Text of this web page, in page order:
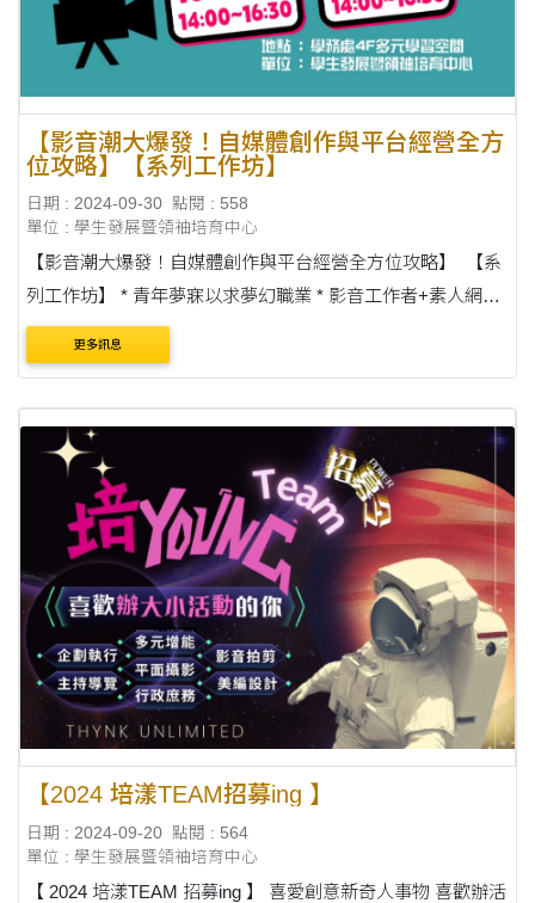
【影音潮大爆發！自媒體創作與平台經營全方
位攻略】【系列工作坊】
日期 : 2024-09-30 點閱 : 558
單位 : 學生發展暨領袖培育中心
【影音潮大爆發！自媒體創作與平台經營全方位攻略】 【系
列工作坊】 * 青年夢寐以求夢幻職業 * 影音工作者+素人網紅
* 了解自己的優勢在哪 * 流行平台解密各不同 * 系列課程全攻
略！ -----------....
更多訊息
【2024 培漾TEAM招募ing 】
日期 : 2024-09-20 點閱 : 564
單位 : 學生發展暨領袖培育中心
【 2024 培漾TEAM 招募ing 】 喜愛創意新奇人事物 喜歡辦活